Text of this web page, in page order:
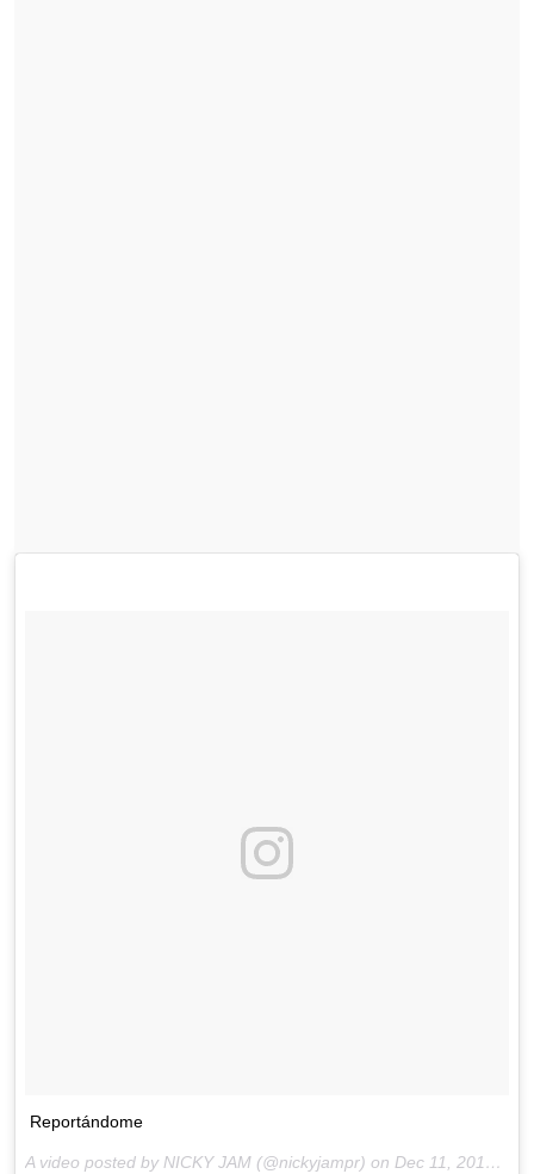
Reportándome
A video posted by NICKY JAM (@nickyjampr) on Dec 11, 2016 at 5:14am PST